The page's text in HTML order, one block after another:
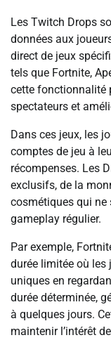
Les Twitch Drops
données aux
direct de jeux
tels que Fortnite,
cette fonctionnalité
spectateurs et
Dans ces jeux, les
comptes de jeu à
récompenses. Les
exclusifs, de la
cosmétiques qui
gameplay régulier.
Par exemple,
durée limitée où les
uniques en
durée déterminée,
à quelques jours.
maintenir l’intérêt